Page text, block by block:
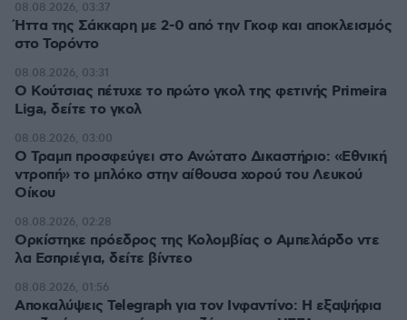
Ήττα της Σάκκαρη με 2-0 από την Γκοφ και αποκλεισμός
στο Τορόντο
08.08.2026, 03:37
Ο Κούτσιας πέτυχε το πρώτο γκολ της φετινής Primeira
Liga, δείτε το γκολ
08.08.2026, 03:31
Ο Τραμπ προσφεύγει στο Ανώτατο Δικαστήριο: «Εθνική
ντροπή» το μπλόκο στην αίθουσα χορού του Λευκού
Οίκου
08.08.2026, 03:00
Ορκίστηκε πρόεδρος της Κολομβίας ο Αμπελάρδο ντε
λα Εσπριέγια, δείτε βίντεο
08.08.2026, 02:28
Αποκαλύψεις Telegraph για τον Ινφαντίνο: Η εξαψήφια
08.08.2026, 01:56